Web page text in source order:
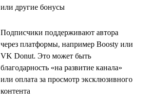
или другие бонусы
Подписчики поддерживают автора
через платформы, например Boosty или
VK Donut. Это может быть
благодарность «на развитие канала»
или оплата за просмотр эксклюзивного
контента